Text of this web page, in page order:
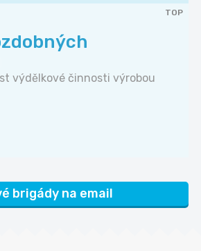
TOP
výdělkové činnosti výrobou
brigády na email